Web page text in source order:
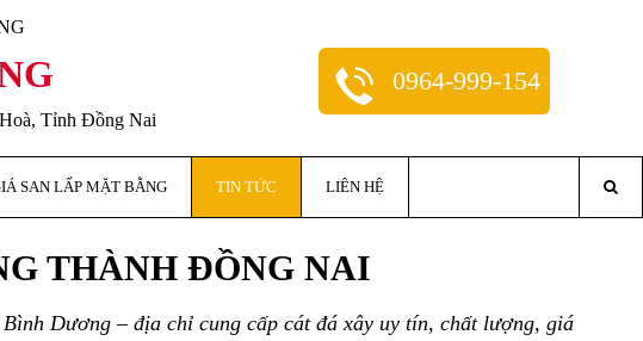
Tỉnh Đồng Nai
0964-999-154
SAN LẤP MẶT BẰNG TIN TỨC LIÊN HỆ
THÀNH ĐỒNG NAI
Dương – địa chỉ cung cấp cát đá xây uy tín, chất lượng, giá